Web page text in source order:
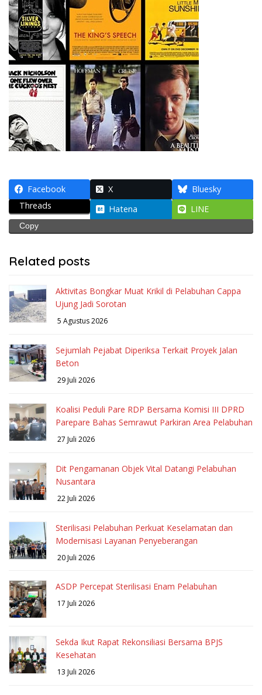
Facebook X
Bluesky
Threads
Hatena LINE
Copy
Related posts
Aktivitas Bongkar Muat Krikil di Pelabuhan Cappa
Ujung Jadi Sorotan
5 Agustus 2026
Sejumlah Pejabat Diperiksa Terkait Proyek Jalan
Beton
29 Juli 2026
Koalisi Peduli Pare RDP Bersama Komisi III DPRD
Parepare Bahas Semrawut Parkiran Area Pelabuhan
27 Juli 2026
Dit Pengamanan Objek Vital Datangi Pelabuhan
Nusantara
22 Juli 2026
Sterilisasi Pelabuhan Perkuat Keselamatan dan
Modernisasi Layanan Penyeberangan
20 Juli 2026
ASDP Percepat Sterilisasi Enam Pelabuhan
17 Juli 2026
Sekda Ikut Rapat Rekonsiliasi Bersama BPJS
Kesehatan
13 Juli 2026